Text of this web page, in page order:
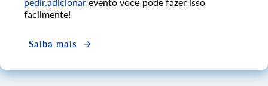
pedir.adicionar evento você pode fazer isso
facilmente!
Saiba mais